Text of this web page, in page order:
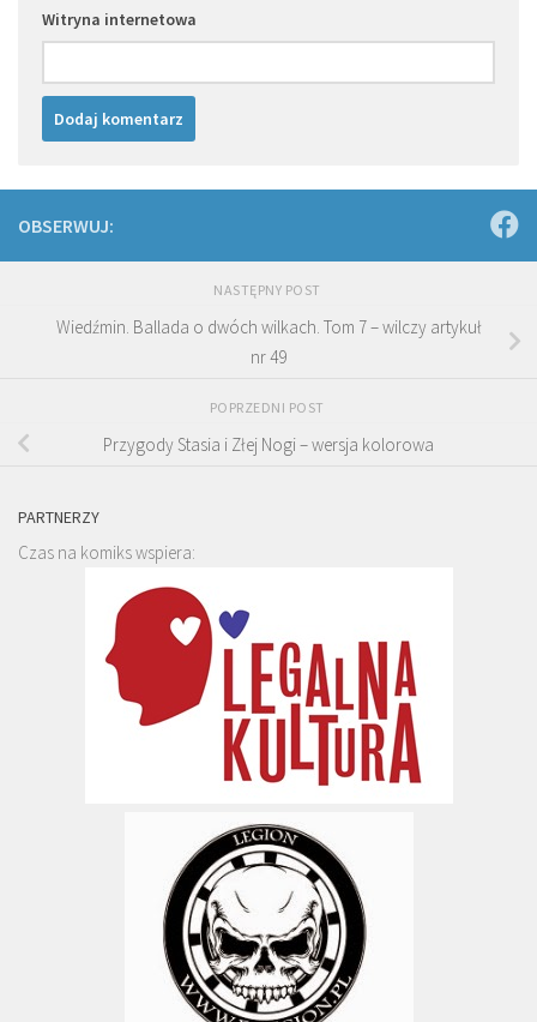
Witryna internetowa
OBSERWUJ:
NASTĘPNY POST
Wiedźmin. Ballada o dwóch wilkach. Tom 7 – wilczy artykuł
nr 49
POPRZEDNI POST
Przygody Stasia i Złej Nogi – wersja kolorowa
PARTNERZY
Czas na komiks wspiera: